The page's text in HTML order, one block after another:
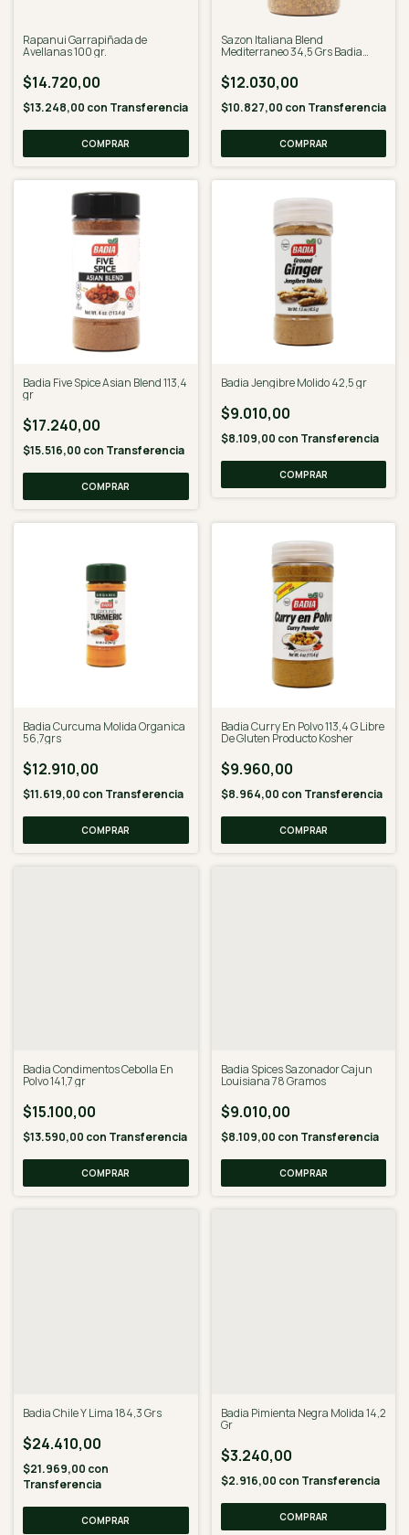
Rapanui Garrapiñada de
Avellanas 100 gr.
$14.720,00
$13.248,00 con Transferencia
Sazon Italiana Blend
Mediterraneo 34,5 Grs Badia
$12.030,00
$10.827,00 con Transferencia
Badia Five Spice Asian Blend 113,4
gr
$17.240,00
$15.516,00 con Transferencia
Badia Jengibre Molido 42,5 gr
$9.010,00
$8.109,00 con Transferencia
Badia Curcuma Molida Organica
56,7grs
$12.910,00
$11.619,00 con Transferencia
Badia Curry En Polvo 113,4 G Libre
De Gluten Producto Kosher
$9.960,00
$8.964,00 con Transferencia
Badia Condimentos Cebolla En
Polvo 141,7 gr
$15.100,00
$13.590,00 con Transferencia
Badia Spices Sazonador Cajun
Louisiana 78 Gramos
$9.010,00
$8.109,00 con Transferencia
Badia Chile Y Lima 184,3 Grs
$24.410,00
$21.969,00 con
Transferencia
Badia Pimienta Negra Molida 14,2
Gr
$3.240,00
$2.916,00 con Transferencia